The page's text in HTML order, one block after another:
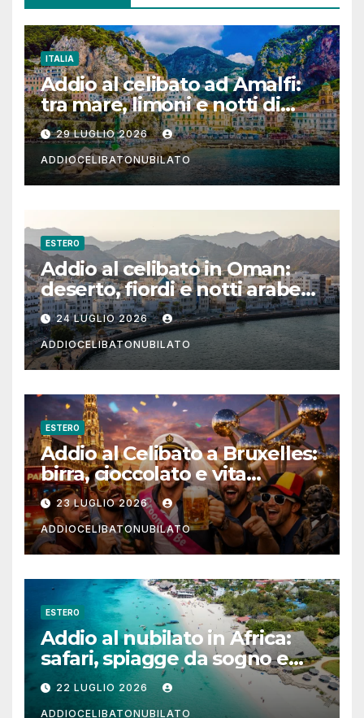
ITALIA
Addio al celibato ad Amalfi:
tra mare, limoni e notti di
festa in Costiera Amalfitana
29 LUGLIO 2026
ADDIOCELIBATONUBILATO
ESTERO
Addio al celibato in Oman:
deserto, fiordi e notti arabe
tra Muscat e Musandam
24 LUGLIO 2026
ADDIOCELIBATONUBILATO
ESTERO
Addio al Celibato a Bruxelles:
birra, cioccolato e vita
notturna per un weekend
indimenticabile
23 LUGLIO 2026
ADDIOCELIBATONUBILATO
ESTERO
Addio al nubilato in Africa:
safari, spiagge da sogno e
città magiche
22 LUGLIO 2026
ADDIOCELIBATONUBILATO